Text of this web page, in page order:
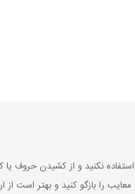
را بازگو کنید و بهتر است از